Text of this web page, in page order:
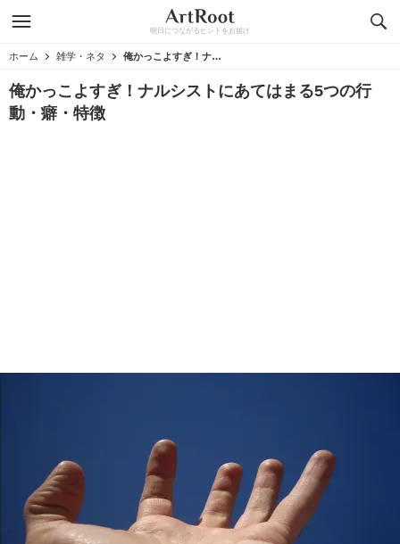
明日につながるヒントをお届け
ホーム 雑学・ネタ 俺かっこよすぎ！ナルシストにあてはまる5つの行動・癖・特徴
俺かっこよすぎ！ナルシストにあてはまる5つの行
動・癖・特徴